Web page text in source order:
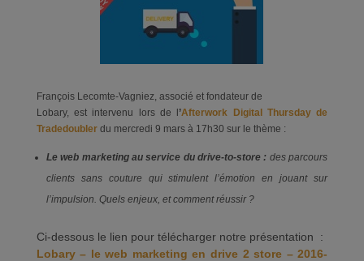
François Lecomte-Vagniez, associé et fondateur de
Lobary, est intervenu lors de l ’Afterwork Digital Thursday de
Tradedoublerdu mercredi 9 mars à 17h30 sur le thème :
Le web marketing au service du drive-to-store : des parcours
clients sans couture qui stimulent l’émotion en jouant sur
l’impulsion. Quels enjeux, et comment réussir ?
Ci-dessous le lien pour télécharger notre présentation :
Lobary – le web marketing en drive 2 store – 2016-